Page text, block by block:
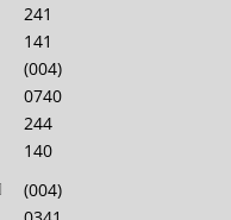
241
141
(004)
0740
244
140
(004)